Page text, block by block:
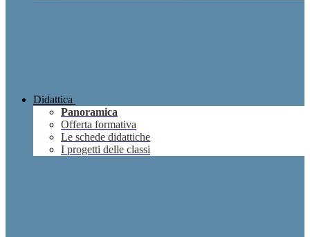
Didattica
Panoramica
Offerta formativa
Le schede didattiche
I progetti delle classi